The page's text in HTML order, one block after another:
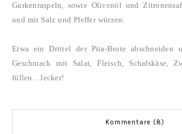
Gurkenraspeln, sowie Olivenöl und
und mit Salz und Pfeffer würzen.
Etwa ein Drittel der Pita-Brote abschneiden
Geschmack mit Salat, Fleisch, Schafskäse,
füllen... lecker!
Kommentare (8)